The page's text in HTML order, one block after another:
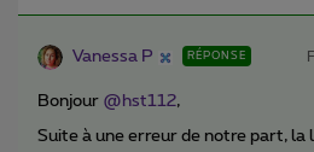
Vanessa P RÉPONSE
Bonjour ​ @hst112,
Suite à une erreur de notre part, la